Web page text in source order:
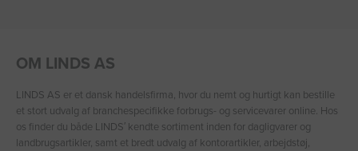
OM LINDS AS
LINDS AS er et dansk handelsfirma, hvor du nemt og hurtigt kan bestille
et stort udvalg af branchespecifikke forbrugs- og servicevarer online. Hos
os finder du både LINDS′ kendte sortiment inden for dagligvarer og
landbrugsartikler, samt et bredt udvalg af kontorartikler, arbejdstøj,